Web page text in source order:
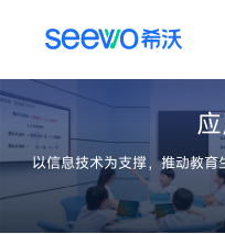
以信息技术为支撑，推动教